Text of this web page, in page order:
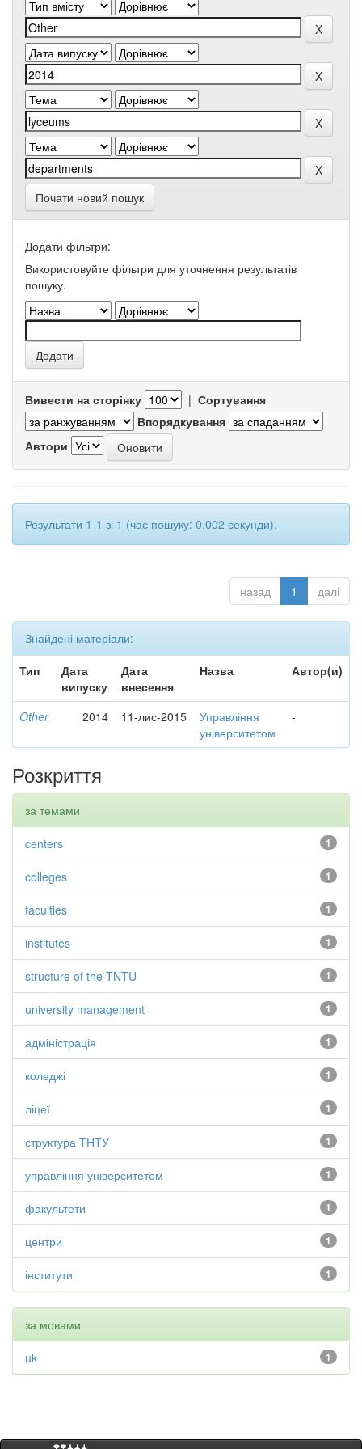
Почати новий пошук
Додати фільтри:
Використовуйте фільтри для уточнення результатів
пошуку.
Вивести на сторінку | Сортування
Впорядкування
Автори
Результати 1-1 зі 1 (час пошуку: 0.002 секунди).
назад 1 далі
Знайдені матеріали:
Тип
Дата
випуску
Дата
внесення
Назва Автор(и)
Other 2014 11-лис-2015
Управління
університетом
-
Розкриття
за темами
1
centers
1
colleges
1
faculties
1
institutes
1
structure of the TNTU
1
university management
1
адміністрація
1
коледжі
1
ліцеї
1
структура ТНТУ
1
управління університетом
1
факультети
1
центри
1
інститути
за мовами
1
uk